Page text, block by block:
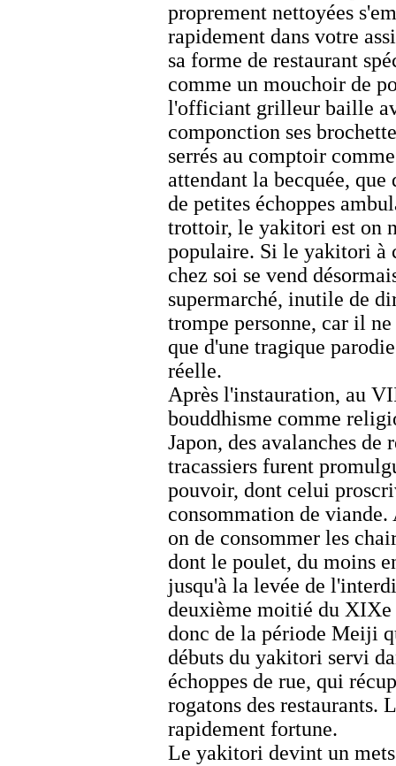
proprement nettoyées
rapidement dans votre
sa forme de restaurant
comme un mouchoir de
l'officiant grilleur baille
componction ses
serrés au comptoir
attendant la becquée, que
de petites échoppes
trottoir, le yakitori est on
populaire. Si le yakitori à
chez soi se vend
supermarché, inutile de
trompe personne, car il
que d'une tragique
réelle.
Après l'instauration, au
bouddhisme comme
Japon, des avalanches de
tracassiers furent
pouvoir, dont celui
consommation de viande.
on de consommer les
dont le poulet, du moins
jusqu'à la levée de
deuxième moitié du XIXe
donc de la période Meiji
débuts du yakitori servi
échoppes de rue, qui
rogatons des restaurants.
rapidement fortune.
Le yakitori devint un